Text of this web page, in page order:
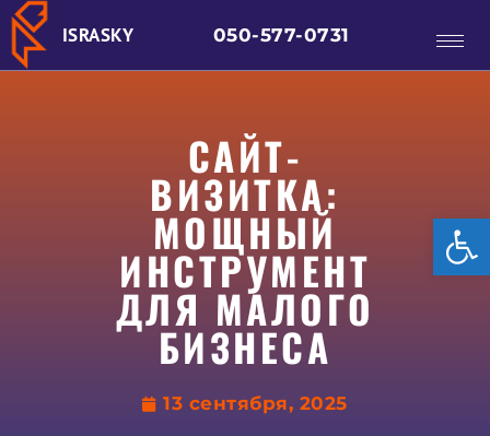
ISRASKY 050-577-0731
САЙТ-
ВИЗИТКА:
МОЩНЫЙ
ИНСТРУМЕНТ
ДЛЯ МАЛОГО
БИЗНЕСА
13 сентября, 2025